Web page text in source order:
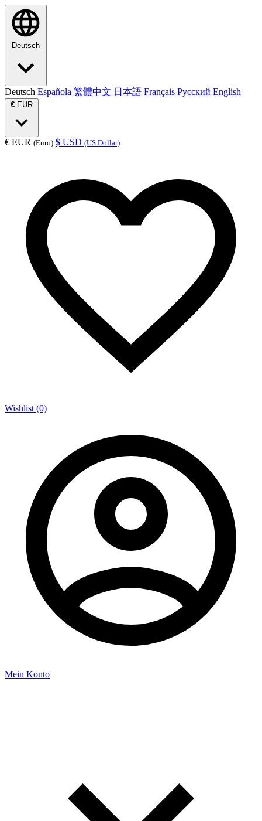
Deutsch
Deutsch Española 繁體中文 日本語 Français Русский English
€ EUR
€ EUR (Euro) $ USD (US Dollar)
Wishlist (0)
Mein Konto